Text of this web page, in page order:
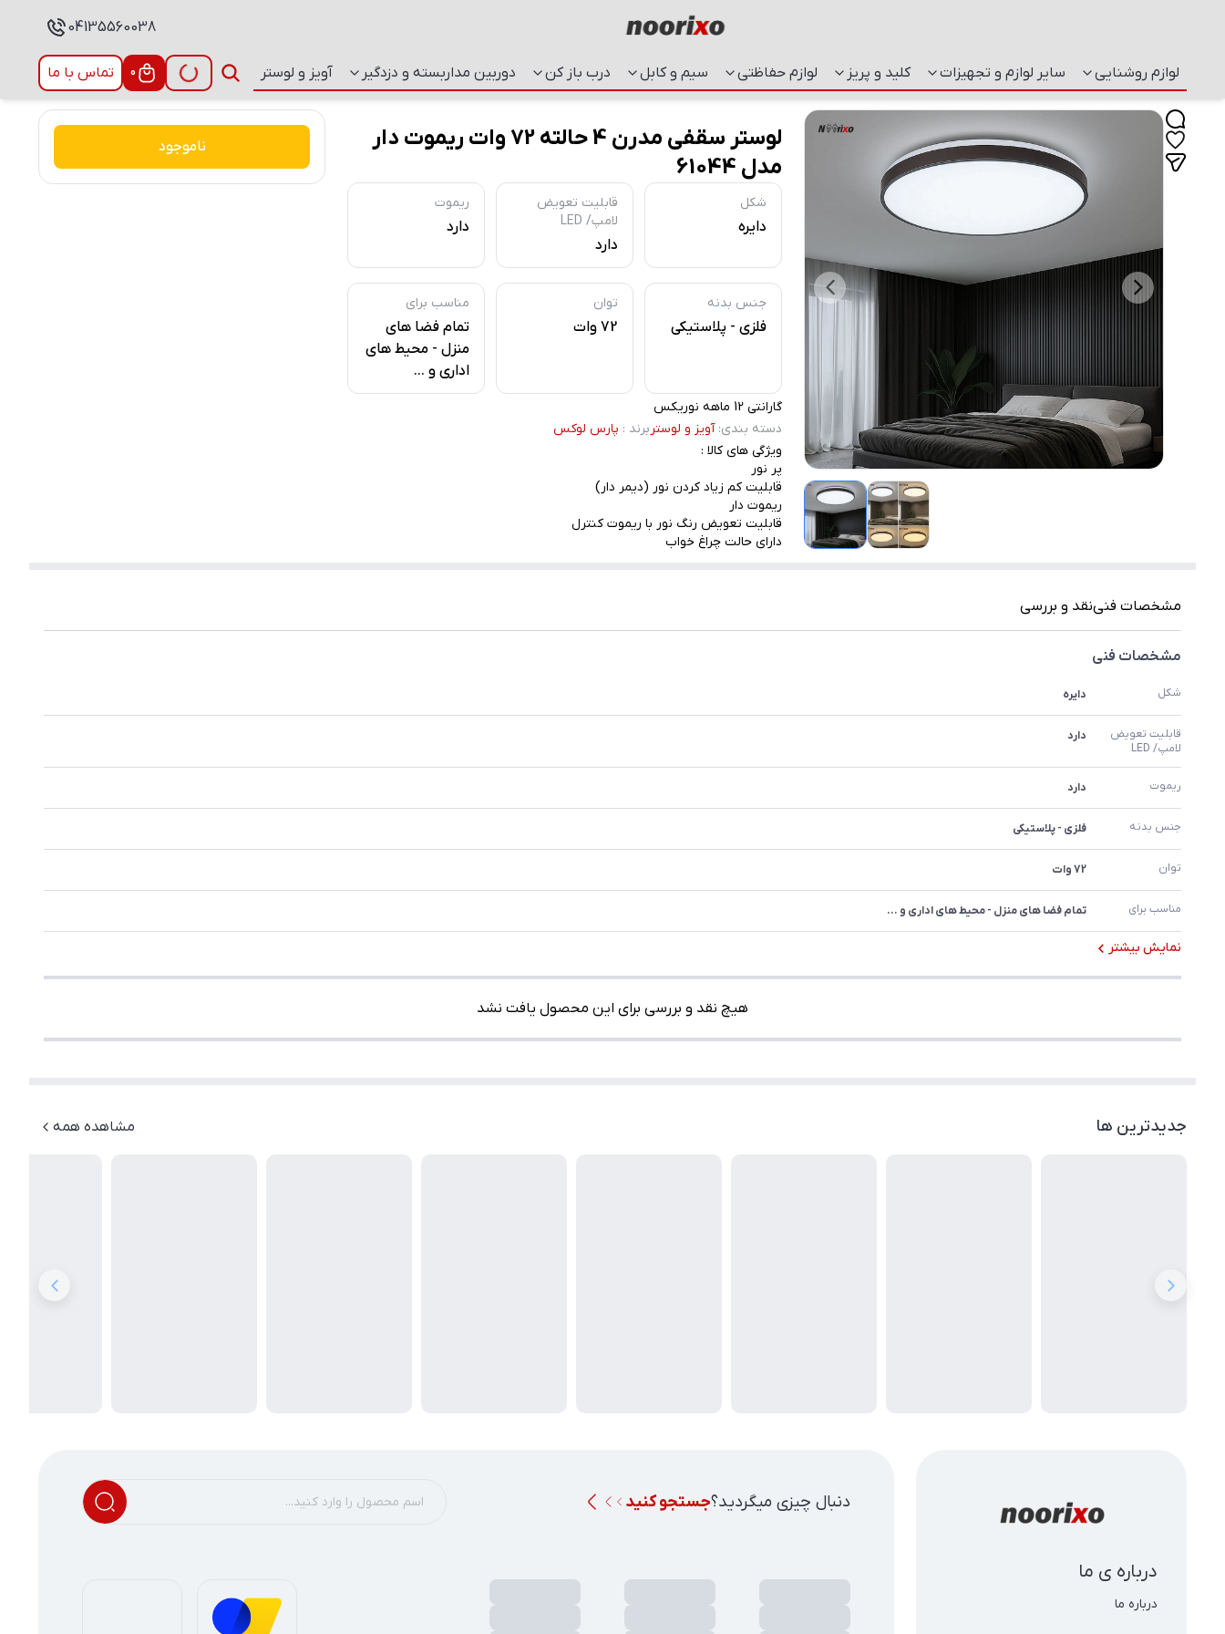
04135560038
لوازم روشنایی سایر لوازم و تجهیزات کلید و پریز لوازم حفاظتی سیم و کابل درب باز کن دوربین مداربسته و دزدگیر آویز و لوستر 0 تماس با ما
لوستر سقفی مدرن 4 حالته 72 وات ریموت دار
مدل 61044
شکل
دایره
قابلیت تعویض
لامپ/ LED
دارد
ریموت
دارد
جنس بدنه
فلزی - پلاستیکی
توان
72 وات
مناسب برای
تمام فضا های
منزل - محیط های
اداری و ...
گارانتی 12 ماهه نوریکس
دسته بندی: آویز و لوستربرند : پارس لوکس
ویژگی های کالا :
پر نور
قابلیت کم زیاد کردن نور (دیمر دار)
ریموت دار
قابلیت تعویض رنگ نور با ریموت کنترل
دارای حالت چراغ خواب
ناموجود
مشخصات فنینقد و بررسی
مشخصات فنی
شکل دایره
لامپ/ LED
دارد
ریموت دارد
جنس بدنه فلزی - پلاستیکی
توان 72 وات
مناسب برای تمام فضا های منزل - محیط های اداری و ...
نمایش بیشتر
هیچ نقد و بررسی برای این محصول یافت نشد
جدیدترین ها مشاهده همه
درباره ی ما
دنبال چیزی میگردید؟جستجو کنید